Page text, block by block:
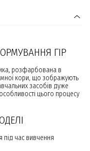
ГІР
розфарбована в
кори, що зображують
засобів дуже
цього процесу
під час вивчення